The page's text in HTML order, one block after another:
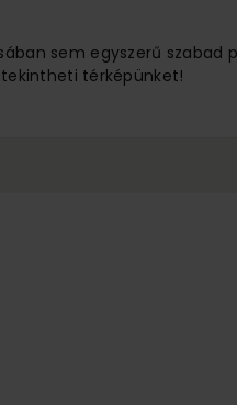
sem egyszerű
térképünket!